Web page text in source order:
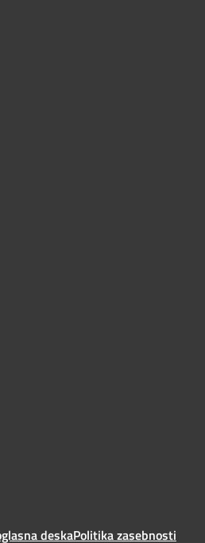
deskaPolitika zasebnosti